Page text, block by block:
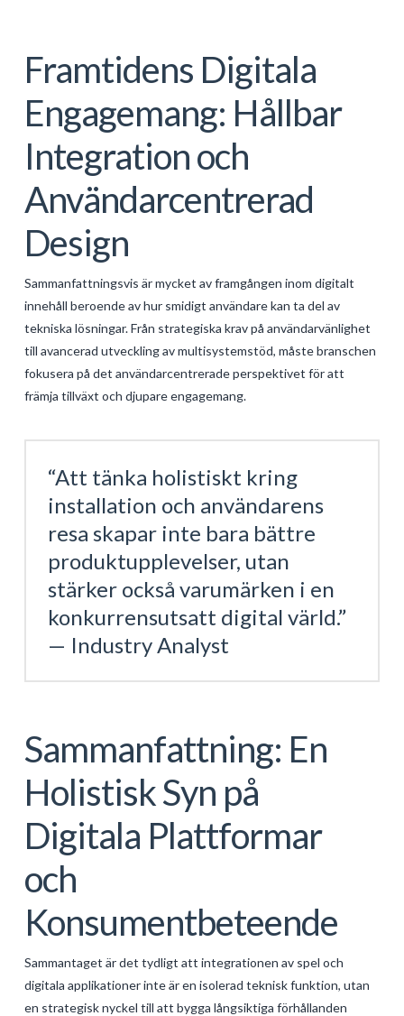
Framtidens Digitala
Engagemang: Hållbar
Integration och
Användarcentrerad
Design
Sammanfattningsvis är mycket av framgången inom digitalt
innehåll beroende av hur smidigt användare kan ta del av
tekniska lösningar. Från strategiska krav på användarvänlighet
till avancerad utveckling av multisystemstöd, måste branschen
fokusera på det användarcentrerade perspektivet för att
främja tillväxt och djupare engagemang.
“Att tänka holistiskt kring
installation och användarens
resa skapar inte bara bättre
produktupplevelser, utan
stärker också varumärken i en
konkurrensutsatt digital värld.”
— Industry Analyst
Sammanfattning: En
Holistisk Syn på
Digitala Plattformar
och
Konsumentbeteende
Sammantaget är det tydligt att integrationen av spel och
digitala applikationer inte är en isolerad teknisk funktion, utan
en strategisk nyckel till att bygga långsiktiga förhållanden